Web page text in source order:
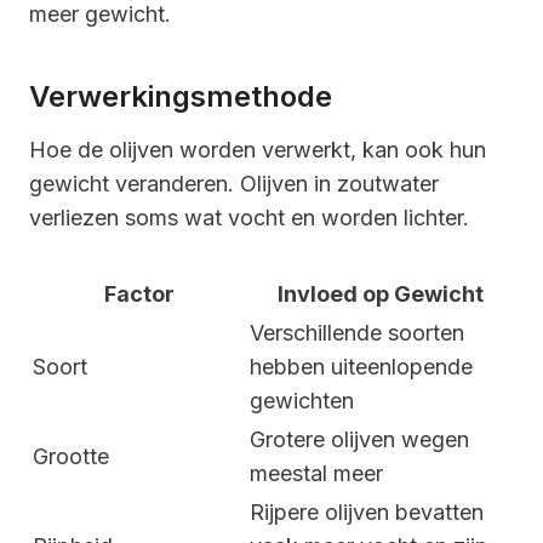
meer gewicht.
Verwerkingsmethode
Hoe de olijven worden verwerkt, kan ook hun
gewicht veranderen. Olijven in zoutwater
verliezen soms wat vocht en worden lichter.
Factor Invloed op Gewicht
Soort
Verschillende soorten
hebben uiteenlopende
gewichten
Grootte
Grotere olijven wegen
meestal meer
Rijpere olijven bevatten